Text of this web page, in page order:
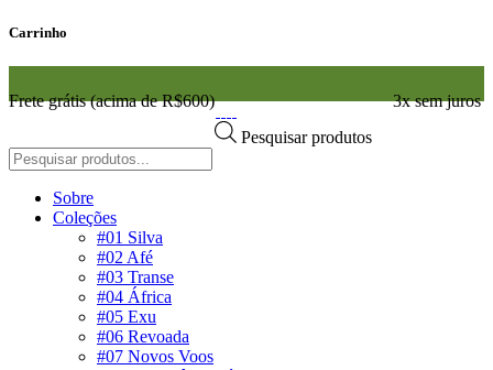
Carrinho
Frete grátis (acima de R$600)
3x sem juros
Pesquisar produtos
Sobre
Coleções
#01 Silva
#02 Afé
#03 Transe
#04 África
#05 Exu
#06 Revoada
#07 Novos Voos